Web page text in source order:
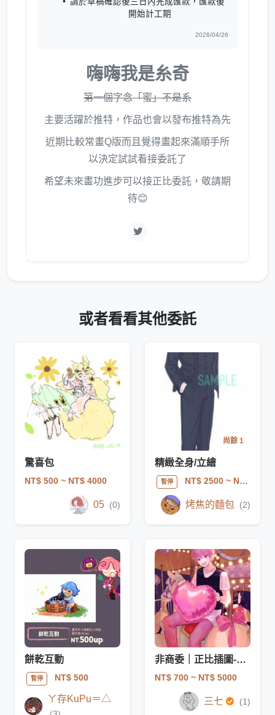
開始計工期
2026/04/26
嗨嗨我是糸奇
第一個字念「蜜」不是系
主要活躍於推特，作品也會以發布推特為先
近期比較常畫Q版而且覺得畫起來滿順手所
以決定試試看接委託了
希望未來畫功進步可以接正比委託，敬請期
待😊
或者看看其他委託
驚喜包
NT$ 500 ~ NT$ 4000
05 (0)
尚餘 1
精緻全身/立繪
暫停 NT$ 2500~ NT$ 3500
烤焦的麵包 (2)
餅乾互動
暫停 NT$ 500
ㄚ存KuPu＝△
非商委｜正比插圖-大頭/半身/全身
NT$ 700 ~ NT$ 5000
三七 (1)